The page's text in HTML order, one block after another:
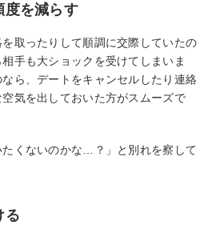
度を減らす
取ったりして順調に交際していたの
手も大ショックを受けてしまいま
ら、デートをキャンセルしたり連絡
気を出しておいた方がスムーズで
くないのかな…？」と別れを察して
る